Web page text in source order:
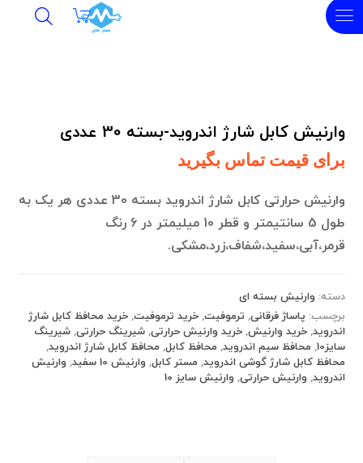
وارنیش کابل شارژ اندروید-بسته 30 عددی
برای قیمت تماس بگیرید
وارنیش حرارتی کابل شارژ اندروید بسته 30 عددی هر یک به
طول 5 سانتیمتر و قطر 10 میلیمتر در 6 رنگ
قرمر،آبی،سفید،شفاف،زرد،مشکی.
دسته: وارنیش بسته ای
برچسب: پاساژ فرقانی, ترموفیت,خرید ترموفیت,خرید محافظ کابل شارژ
اندروید,خرید وارنیش,خرید وارنیش حرارتی,شیرینگ حرارتی,شیرینگ
سایز10 , محافظ سیم اندروید, محافظ کابل, محافظ کابل شارژ اندروید,
محافظ کابل شارژ گوشی اندروید, مستر کابل, وارنیش 10 سفید , وارنیش
اندروید, وارنیش حرارتی, وارنیش سایز 10